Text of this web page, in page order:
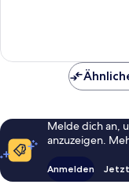
Bewertungen
Melde dich an,
anzuzeigen.
Anmelden